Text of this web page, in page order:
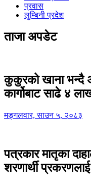
प्रवास
लुम्बिनी प्रदेश
ताजा अपडेट
कुकुरको खाना भन्दै
कार्गोबाट साढे ४
मङ्गलवार, साउन ५, २०८३
पत्रकार मातृका
शरणार्थी